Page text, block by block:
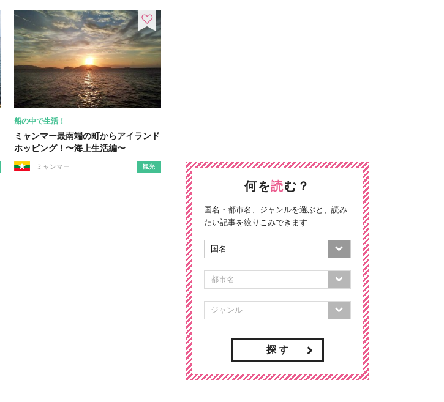
船の中で生活！
ミャンマー最南端の町からアイランド
ホッピング！〜海上生活編〜
ミャンマー 観光
何を読む？
国名・都市名、ジャンルを選ぶと、読み
たい記事を絞りこみできます
探 す